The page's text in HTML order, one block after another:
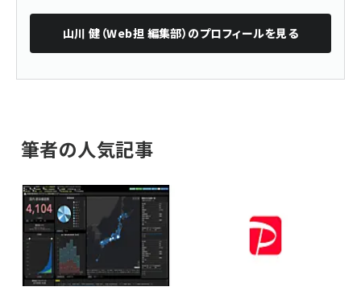
山川 健（Web担 編集部） のプロフィールを見る
筆者の人気記事